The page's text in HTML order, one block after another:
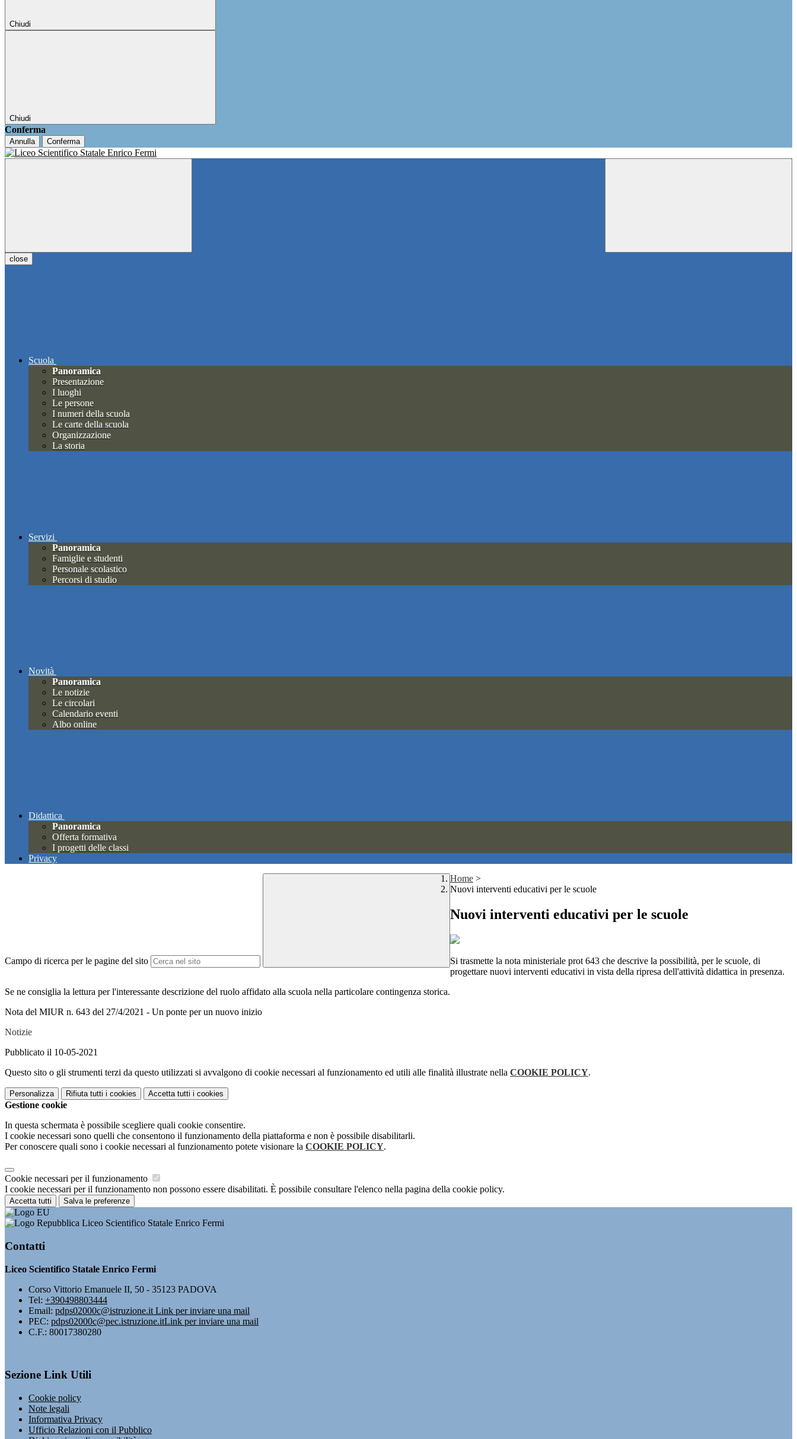
Chiudi
Chiudi
Conferma
Annulla Conferma
close
Scuola
Panoramica
Presentazione
I luoghi
Le persone
I numeri della scuola
Le carte della scuola
Organizzazione
La storia
Servizi
Panoramica
Famiglie e studenti
Personale scolastico
Percorsi di studio
Novità
Panoramica
Le notizie
Le circolari
Calendario eventi
Albo online
Didattica
Panoramica
Offerta formativa
I progetti delle classi
Privacy
Campo di ricerca per le pagine del sito
Home >
Nuovi interventi educativi per le scuole
Nuovi interventi educativi per le scuole
Si trasmette la nota ministeriale prot 643 che descrive la possibilità, per le scuole, di
progettare nuovi interventi educativi in vista della ripresa dell'attività didattica in presenza.
Se ne consiglia la lettura per l'interessante descrizione del ruolo affidato alla scuola nella particolare contingenza storica.
Nota del MIUR n. 643 del 27/4/2021 - Un ponte per un nuovo inizio
Notizie
Pubblicato il 10-05-2021
Questo sito o gli strumenti terzi da questo utilizzati si avvalgono di cookie necessari al funzionamento ed utili alle finalità illustrate nella COOKIE POLICY.
Personalizza Rifiuta tutti i cookies Accetta tutti i cookies
Gestione cookie
In questa schermata è possibile scegliere quali cookie consentire.
I cookie necessari sono quelli che consentono il funzionamento della piattaforma e non è possibile disabilitarli.
Per conoscere quali sono i cookie necessari al funzionamento potete visionare la COOKIE POLICY.
Cookie necessari per il funzionamento
I cookie necessari per il funzionamento non possono essere disabilitati. È possibile consultare l'elenco nella pagina della cookie policy.
Accetta tutti Salva le preferenze
Liceo Scientifico Statale Enrico Fermi
Contatti
Liceo Scientifico Statale Enrico Fermi
Corso Vittorio Emanuele II, 50 - 35123 PADOVA
Tel: +390498803444
Email: pdps02000c@istruzione.it Link per inviare una mail
PEC: pdps02000c@pec.istruzione.itLink per inviare una mail
C.F.: 80017380280
Sezione Link Utili
Cookie policy
Note legali
Informativa Privacy
Ufficio Relazioni con il Pubblico